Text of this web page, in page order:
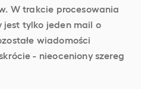
W trakcie procesowania
jest tylko jeden mail o
wiadomości
- nieoceniony szereg